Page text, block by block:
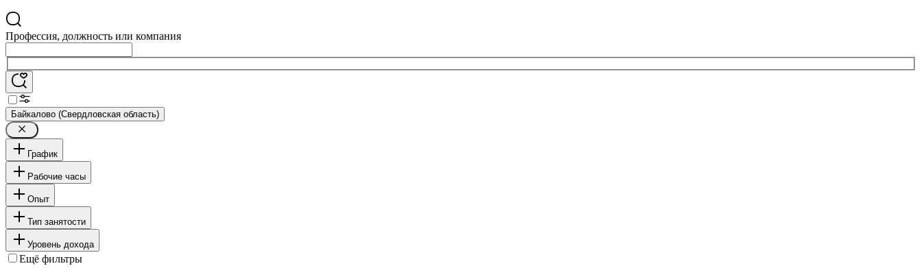
Профессия, должность или компания
Байкалово (Свердловская область)
График
Рабочие часы
Опыт
Тип занятости
Уровень дохода
Ещё фильтры